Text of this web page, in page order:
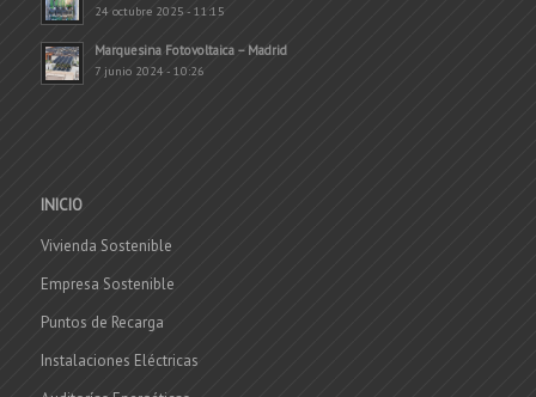
24 octubre 2025 - 11:15
Marquesina Fotovoltaica – Madrid
7 junio 2024 - 10:26
INICIO
Vivienda Sostenible
Empresa Sostenible
Puntos de Recarga
Instalaciones Eléctricas